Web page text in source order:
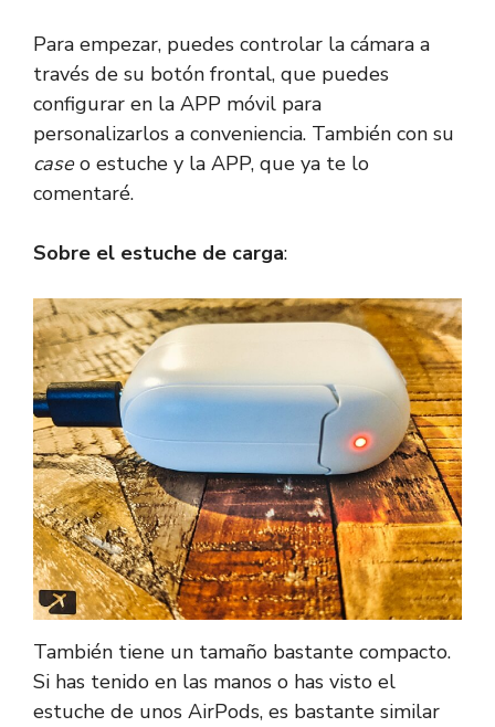
Para empezar, puedes controlar la cámara a
través de su botón frontal, que puedes
configurar en la APP móvil para
personalizarlos a conveniencia. También con su
caseo estuche y la APP, que ya te lo
comentaré.
Sobre el estuche de carga:
También tiene un tamaño bastante compacto.
Si has tenido en las manos o has visto el
estuche de unos AirPods, es bastante similar